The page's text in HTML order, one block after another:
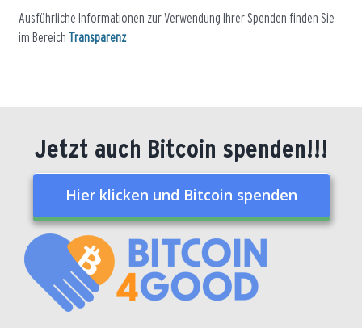
Ausführliche Informationen zur Verwendung Ihrer Spenden finden Sie
im Bereich Transparenz
Jetzt auch Bitcoin spenden!!!
Hier klicken und Bitcoin spenden